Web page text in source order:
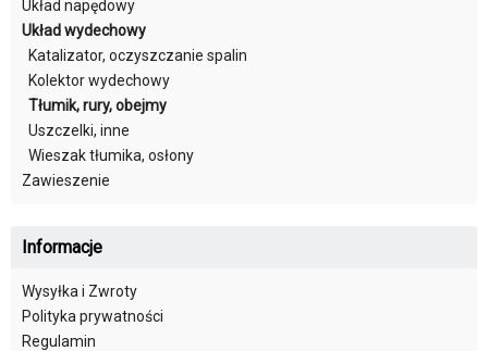
Układ napędowy
Układ wydechowy
Katalizator, oczyszczanie spalin
Kolektor wydechowy
Tłumik, rury, obejmy
Uszczelki, inne
Wieszak tłumika, osłony
Zawieszenie
Informacje
Wysyłka i Zwroty
Polityka prywatności
Regulamin